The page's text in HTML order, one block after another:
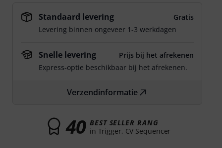
Standaard levering
Gratis
Levering binnen ongeveer 1-3 werkdagen
Snelle levering
Prijs bij het afrekenen
Express-optie beschikbaar bij het afrekenen.
Verzendinformatie
40 BEST SELLER RANG
in Trigger, CV Sequencer